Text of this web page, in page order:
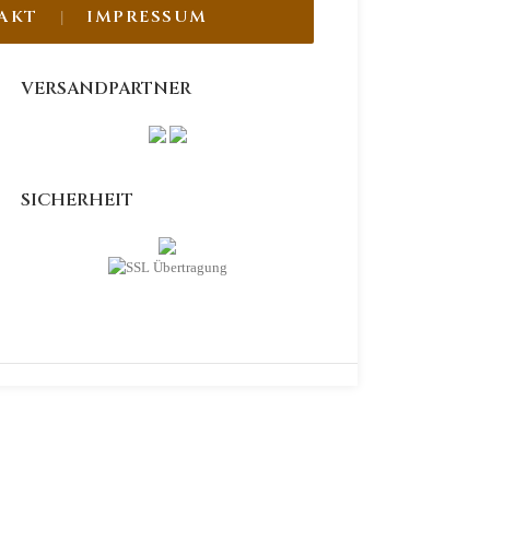
IMPRESSUM
VERSANDPARTNER
SICHERHEIT